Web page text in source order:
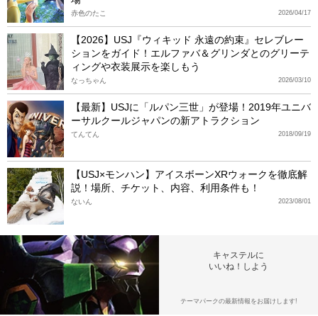
2026/04/17
赤色のたこ
【2026】USJ『ウィキッド 永遠の約束』セレブレー
ションをガイド！エルファバ＆グリンダとのグリーテ
ィングや衣装展示を楽しもう
2026/03/10
なっちゃん
【最新】USJに「ルパン三世」が登場！2019年ユニバ
ーサルクールジャパンの新アトラクション
2018/09/19
てんてん
【USJ×モンハン】アイスボーンXRウォークを徹底解
説！場所、チケット、内容、利用条件も！
2023/08/01
ないん
キャステルに
いいね！しよう
テーマパークの最新情報をお届けします!